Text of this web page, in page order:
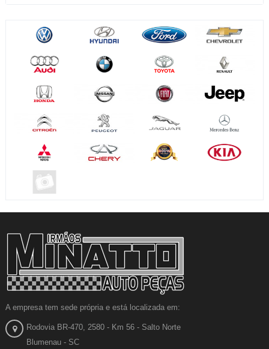
A empresa tem sede própria e está localizada em:
Rodovia BR-470, 2580 - Km 56 - Salto Norte
Blumenau - SC